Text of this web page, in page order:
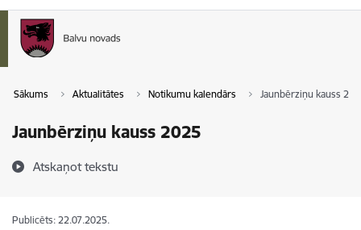
Sākums Aktualitātes Notikumu kalendārs Jaunbērziņu kauss
Jaunbērziņu kauss 2025
Atskaņot tekstu
Publicēts: 22.07.2025.